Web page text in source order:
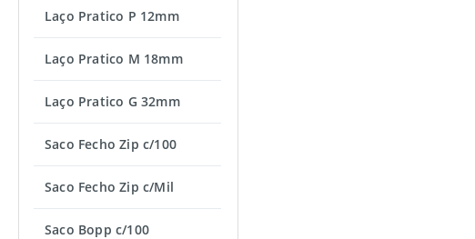
Laço Pratico P 12mm
Laço Pratico M 18mm
Laço Pratico G 32mm
Saco Fecho Zip c/100
Saco Fecho Zip c/Mil
Saco Bopp c/100